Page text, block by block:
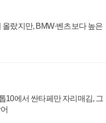
랐지만, BMW·벤츠보다 높은
10에서 싼타페만 자리매김, 그